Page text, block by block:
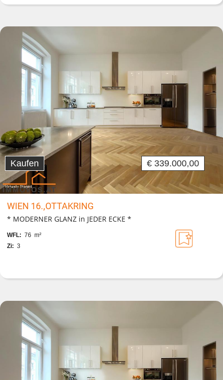
Kaufen € 339.000,00
WIEN 16.,OTTAKRING
* MODERNER GLANZ in JEDER ECKE *
WFL: 76 m²
Zi: 3